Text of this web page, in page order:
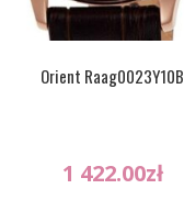
Orient Raag0023Y10B
1 422.00zł